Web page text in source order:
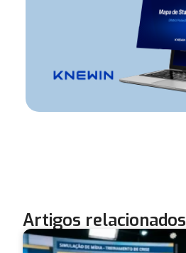
Artigos relacionados